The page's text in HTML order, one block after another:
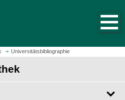
Universitätsbibliographie